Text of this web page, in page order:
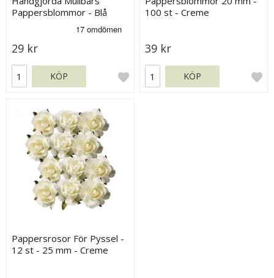
Pappersblommor - Blå
Nyanser - 35 mm
29 kr
KÖP
100 st - Creme
39 kr
KÖP
Pappersrosor För Pyssel -
12 st - 25 mm - Creme